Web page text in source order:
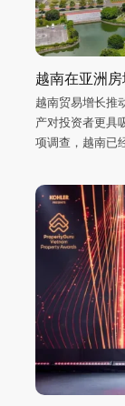
越南在亚洲
越南贸易增长推
产对投资者更具
项调查，越南已